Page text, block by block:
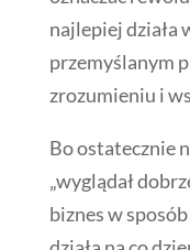
najlepiej działa
przemyślanym
zrozumieniu i
Bo ostatecznie
„wyglądał
biznes w